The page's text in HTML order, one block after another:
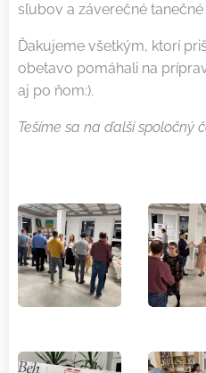
sľubov a záverečné tanečné
Ďakujeme všetkým, ktorí
obetavo pomáhali na
aj po ňom:).
Tešíme sa na ďalší spoločný